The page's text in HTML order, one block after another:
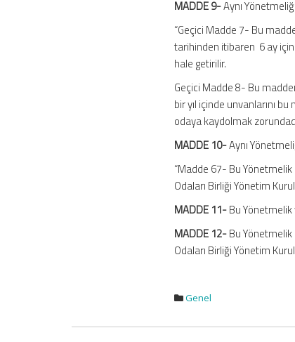
MADDE 9-Aynı
“Geçici Madde 7- Bu
tarihinden itibaren 6 ay
hale getirilir.
Geçici Madde 8- Bu
bir yıl içinde unvanlarını
odaya kaydolmak
MADDE 10-Aynı
“Madde 67- Bu
Odaları Birliği Yönetim
MADDE 11-Bu Yönetmelik
MADDE 12-Bu
Odaları Birliği Yönetim
Genel